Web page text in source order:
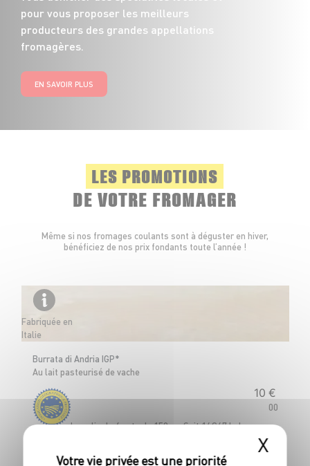
pour vous proposer les meilleurs
producteurs des grandes appellations
fromagères.
EN SAVOIR PLUS
LES PROMOTIONS
DE VOTRE FROMAGER
Même si nos fromages coulants sont à déguster en hiver,
bénéficiez de nos prix fondants toute l’année !
Fabriquée en
Italie
Burrata di Andria IGP*
Au lait pasteurisé de vache
10 €
00
Le colis de 4 pots de 150 g - Soit 16€67 le kg
X